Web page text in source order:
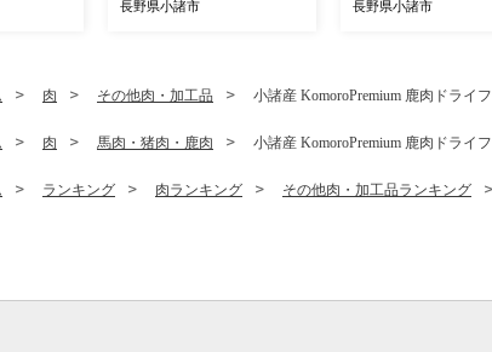
長野県小諸市 長野県小諸市
肉 その他肉・加工品 小諸産 KomoroPremium 鹿肉ドライ
肉 馬肉・猪肉・鹿肉 小諸産 KomoroPremium 鹿肉ドライ
ランキング 肉ランキング その他肉・加工品ランキング